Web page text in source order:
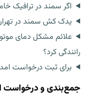
اگر سمند در ترافیک
یدک کش سمند در
علائم مشکل دمای
رانندگی کرد؟
برای ثبت درخواست
جمع‌بندی و درخواست